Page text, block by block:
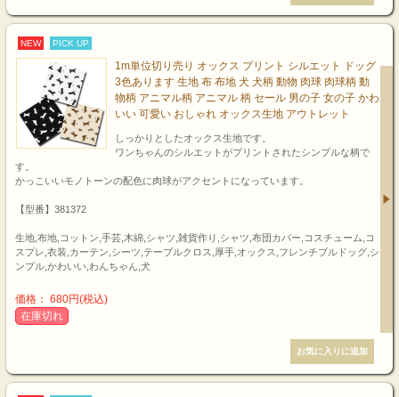
NEW PICK UP
1m単位切り売り オックス プリント シルエット ドッグ
3色あります 生地 布 布地 犬 犬柄 動物 肉球 肉球柄 動
物柄 アニマル柄 アニマル 柄 セール 男の子 女の子 かわ
いい 可愛い おしゃれ オックス生地 アウトレット
しっかりとしたオックス生地です。
ワンちゃんのシルエットがプリントされたシンプルな柄で
す。
かっこいいモノトーンの配色に肉球がアクセントになっています。
【型番】381372
生地,布地,コットン,手芸,木綿,シャツ,雑貨作り,シャツ,布団カバー,コスチューム,コ
スプレ,衣装,カーテン,シーツ,テーブルクロス,厚手,オックス,フレンチブルドッグ,シ
ンプル,かわいい,わんちゃん,犬
価格： 680円(税込)
在庫切れ